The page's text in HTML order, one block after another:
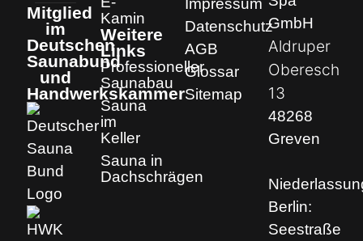
Mitglied
im
Deutschen
Saunabund
und
Handwerkskammer
Kamin
Weitere
Links
Professioneller
Saunabau
Sauna
im
Keller
Sauna in
Dachschrägen
Impressum
Datenschutz
AGB
Glossar
Sitemap
GmbH
Aldruper
Oberesch
13
48268
Greven
Berlin:
Seestraße